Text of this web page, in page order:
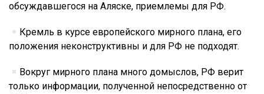
обсуждавшегося на Аляске, приемлемы для РФ.
Кремль в курсе европейского мирного плана, его
положения неконструктивны и для РФ не подходят.
Вокруг мирного плана много домыслов, РФ верит
только информации, полученной непосредственно от